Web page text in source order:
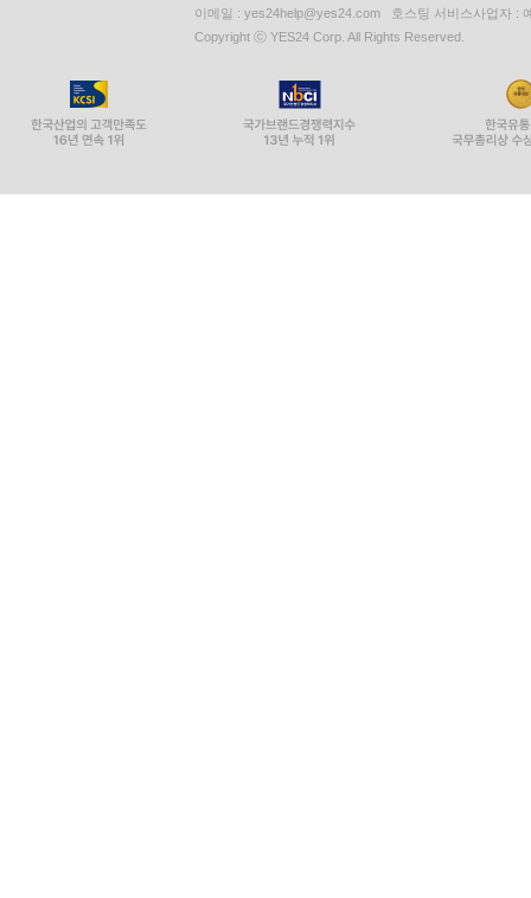
이메일 : yes24help@yes24.com 호스팅 서비스사업자 :
Copyright ⓒ YES24 Corp. All Rights Reserved.